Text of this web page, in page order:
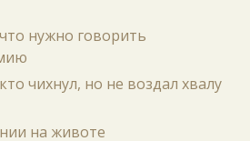
нужно говорить
чихнул, но не воздал хвалу
на животе